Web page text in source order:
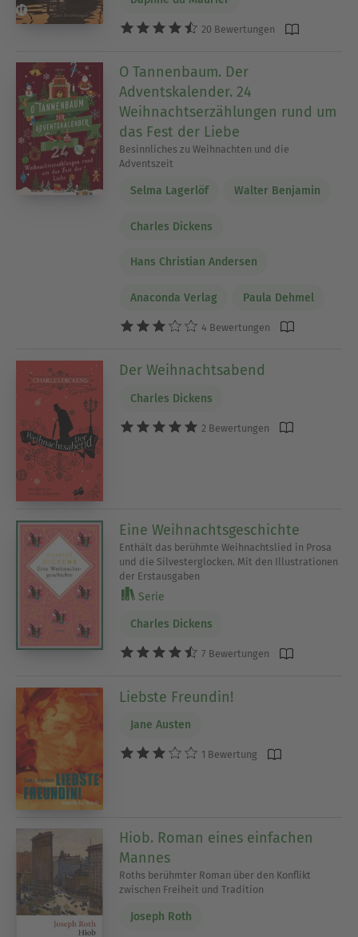
20 Bewertungen
O Tannenbaum. Der
Adventskalender. 24
Weihnachtserzählungen rund um
das Fest der Liebe
Besinnliches zu Weihnachten und die
Adventszeit
Selma Lagerlöf Walter Benjamin
Charles Dickens
Hans Christian Andersen
Anaconda Verlag Paula Dehmel
4 Bewertungen
Der Weihnachtsabend
Charles Dickens
2 Bewertungen
Eine Weihnachtsgeschichte
Enthält das berühmte Weihnachtslied in Prosa
und die Silvesterglocken. Mit den Illustrationen
der Erstausgaben
Serie
Charles Dickens
7 Bewertungen
Liebste Freundin!
Jane Austen
1 Bewertung
Hiob. Roman eines einfachen
Mannes
Roths berühmter Roman über den Konflikt
zwischen Freiheit und Tradition
Joseph Roth